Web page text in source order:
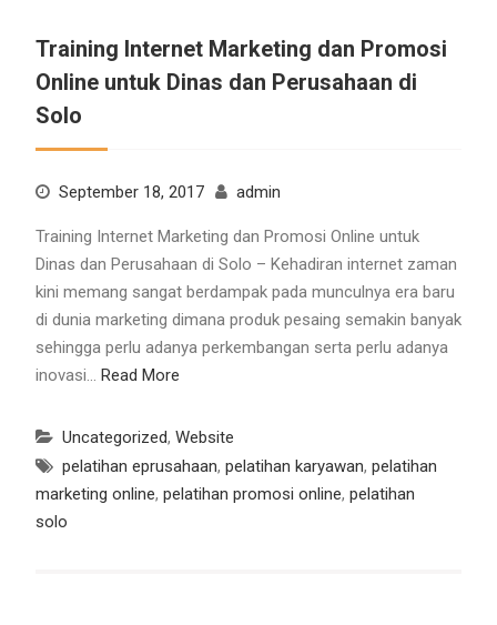
Training Internet Marketing dan Promosi
Online untuk Dinas dan Perusahaan di
Solo
September 18, 2017 admin
Training Internet Marketing dan Promosi Online untuk
Dinas dan Perusahaan di Solo – Kehadiran internet zaman
kini memang sangat berdampak pada munculnya era baru
di dunia marketing dimana produk pesaing semakin banyak
sehingga perlu adanya perkembangan serta perlu adanya
inovasi… Read More
Uncategorized, Website
pelatihan eprusahaan, pelatihan karyawan, pelatihan
marketing online, pelatihan promosi online, pelatihan
solo